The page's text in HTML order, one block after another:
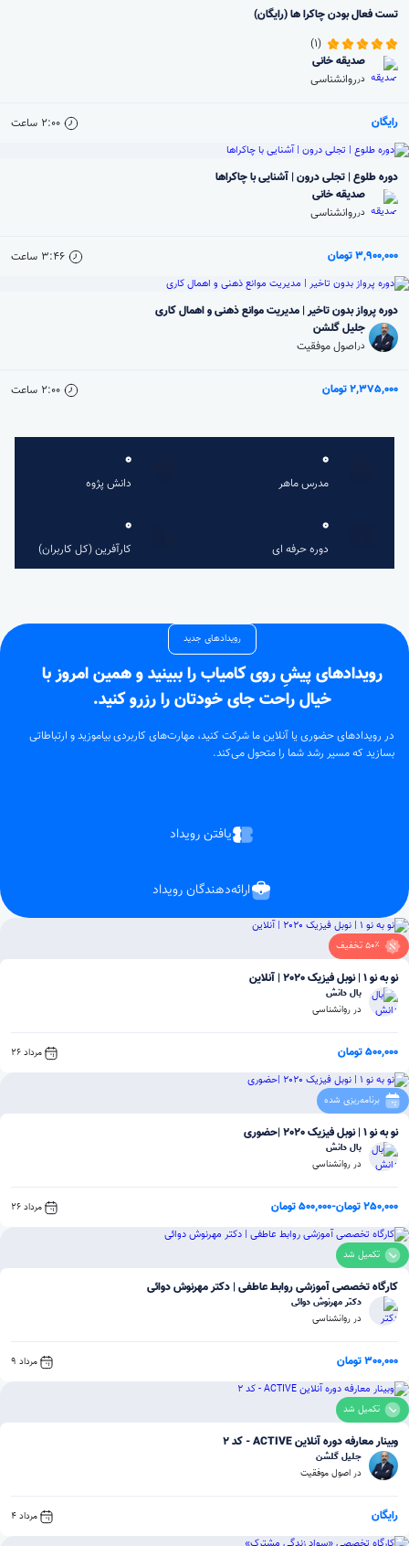
تست فعال بودن چاکرا ها (رایگان)
(1)
صدیقه خانی
درروانشناسی
رایگان 2:00 ساعت
دوره طلوع | تجلی درون | آشنایی با چاکراها
صدیقه خانی
درروانشناسی
3,900,000 تومان 3:46 ساعت
دوره پرواز بدون تاخیر | مدیریت موانع ذهنی و اهمال کاری
جلیل گلشن
دراصول موفقیت
2,375,000 تومان 2:00 ساعت
0
مدرس ماهر
0
دانش پژوه
0
دوره حرفه ای
0
کارآفرین (کل کاربران)
رویدادهای جدید
رویدادهای پیشِ روی کامیاب را ببینید و همین امروز با
خیال راحت جای خودتان را رزرو کنید.
در رویدادهای حضوری یا آنلاین ما شرکت کنید، مهارت‌های کاربردی بیاموزید و ارتباطاتی
بسازید که مسیر رشد شما را متحول می‌کند.
یافتن رویداد
ارائه‌دهندگان رویداد
50٪ تخفیف
نو به نو 1 | نوبل فیزیک 2020 | آنلاین
بال دانش
در روانشناسی
500,000 تومان مرداد 26
برنامه‌ریزی شده
نو به نو 1 | نوبل فیزیک 2020 |حضوری
بال دانش
در روانشناسی
250,000 تومان -500,000 تومان مرداد 26
تکمیل شد
کارگاه تخصصی آموزشی روابط عاطفی | دکتر مهرنوش دوائی
دکتر مهرنوش دوائی
در روانشناسی
300,000 تومان مرداد 9
تکمیل شد
وبینار معارفه دوره آنلاین ACTIVE - کد 2
جلیل گلشن
در اصول موفقیت
رایگان مرداد 4